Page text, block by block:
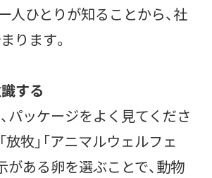
人ひとりが知ることから、社
ります。
する
パッケージをよく見てくださ
放牧」「アニマルウェルフェ
がある卵を選ぶことで、動物